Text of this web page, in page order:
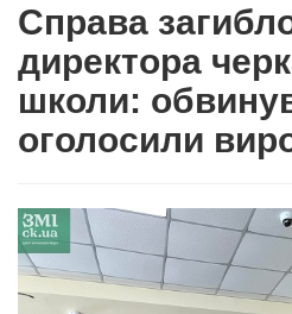
Справа
директора
школи:
оголосили